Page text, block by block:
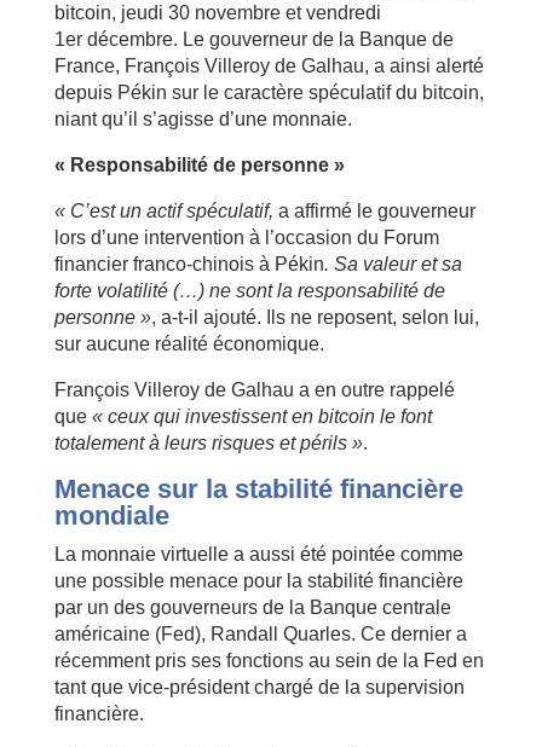
bitcoin, jeudi 30 novembre et vendredi
1er décembre. Le gouverneur de la Banque de
France, François Villeroy de Galhau, a ainsi alerté
depuis Pékin sur le caractère spéculatif du bitcoin,
niant qu’il s’agisse d’une monnaie.
« Responsabilité de personne »
« C’est un actif spéculatif, a affirmé le gouverneur
lors d’une intervention à l’occasion du Forum
financier franco-chinois à Pékin. Sa valeur et sa
forte volatilité (…) ne sont la responsabilité de
personne », a-t-il ajouté. Ils ne reposent, selon lui,
sur aucune réalité économique.
François Villeroy de Galhau a en outre rappelé
que « ceux qui investissent en bitcoin le font
totalement à leurs risques et périls ».
Menace sur la stabilité financière
mondiale
La monnaie virtuelle a aussi été pointée comme
une possible menace pour la stabilité financière
par un des gouverneurs de la Banque centrale
américaine (Fed), Randall Quarles. Ce dernier a
récemment pris ses fonctions au sein de la Fed en
tant que vice-président chargé de la supervision
financière.